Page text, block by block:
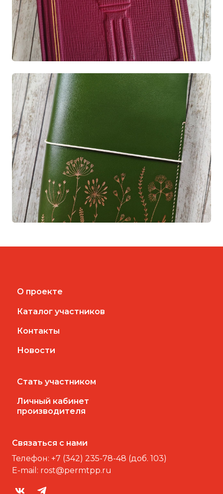
О проекте
Каталог участников
Контакты
Новости
Стать участником
Личный кабинет
производителя
Связаться с нами
Телефон: +7 (342) 235-78-48 (доб. 103)
E-mail: rost@permtpp.ru